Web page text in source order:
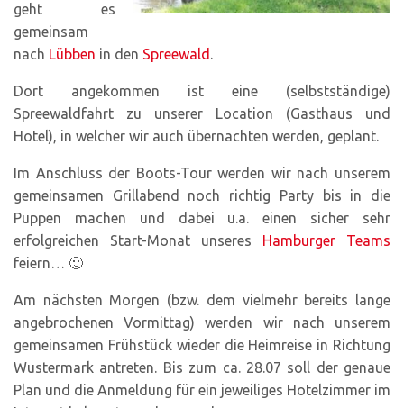
geht es
gemeinsam
nach Lübben in den Spreewald .
Dort angekommen ist eine (selbstständige)
Spreewaldfahrt zu unserer Location (Gasthaus und
Hotel), in welcher wir auch übernachten werden, geplant.
Im Anschluss der Boots-Tour werden wir nach unserem
gemeinsamen Grillabend noch richtig Party bis in die
Puppen machen und dabei u.a. einen sicher sehr
erfolgreichen Start-Monat unseres
Hamburger Teams
feiern… 🙂
Am nächsten Morgen (bzw. dem vielmehr bereits lange
angebrochenen Vormittag) werden wir nach unserem
gemeinsamen Frühstück wieder die Heimreise in Richtung
Wustermark antreten. Bis zum ca. 28.07 soll der genaue
Plan und die Anmeldung für ein jeweiliges Hotelzimmer im